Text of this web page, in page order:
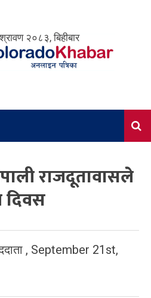
२०८३, बिहीबार
राजदूतावासले
दिवस
, September 21st,